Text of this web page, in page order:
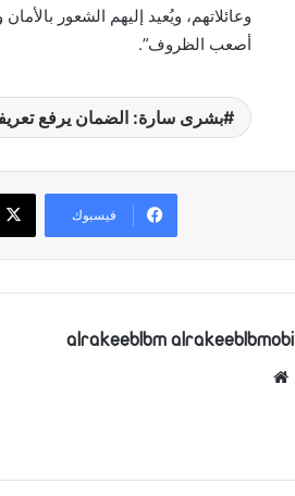
وعائلاتهم، ويُعيد إليهم الشعور
أصعب الظروف”.
بشرى سارة: الضمان يرفع
فيسبوك
alrakeeblbm alrakeeblbmobi